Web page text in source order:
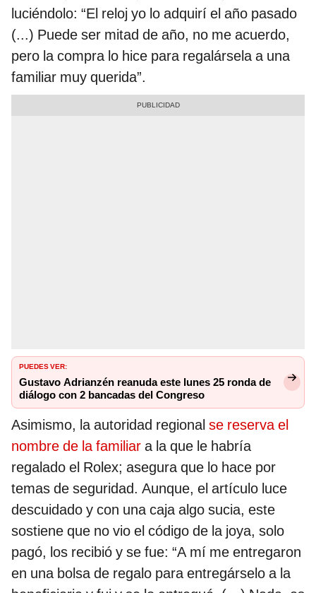
luciéndolo: “El reloj yo lo adquirí el año pasado
(...) Puede ser mitad de año, no me acuerdo,
pero la compra lo hice para regalársela a una
familiar muy querida”.
PUEDES VER:
Gustavo Adrianzén reanuda este lunes 25 ronda de
diálogo con 2 bancadas del Congreso
Asimismo, la autoridad regional se reserva el
nombre de la familiar a la que le habría
regalado el Rolex; asegura que lo hace por
temas de seguridad. Aunque, el artículo luce
descuidado y con una caja algo sucia, este
sostiene que no vio el código de la joya, solo
pagó, los recibió y se fue: “A mí me entregaron
en una bolsa de regalo para entregárselo a la